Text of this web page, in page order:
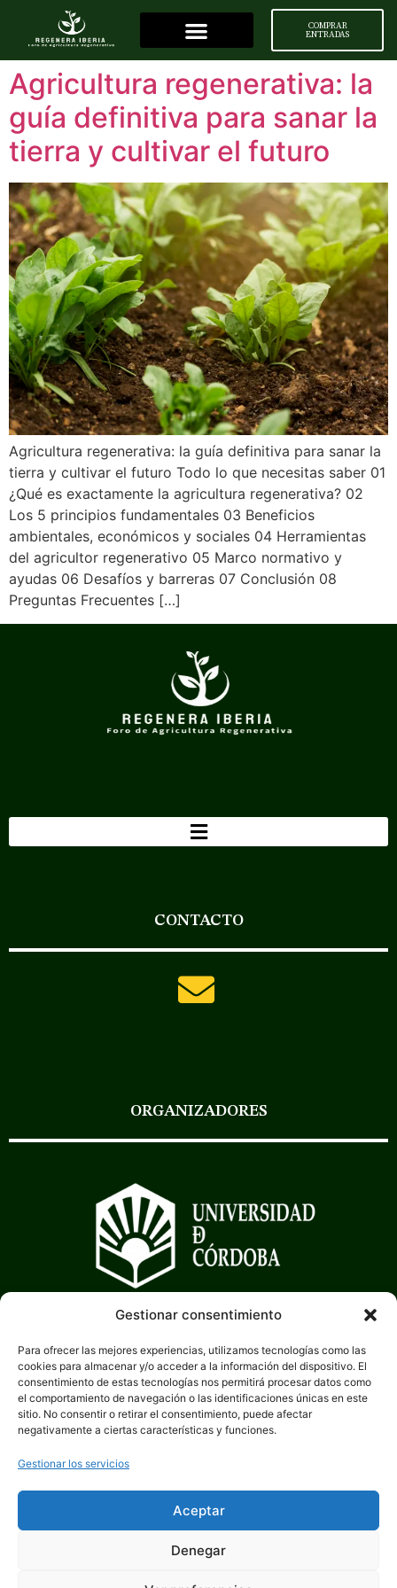
Gestionar consentimiento
Para ofrecer las mejores experiencias, utilizamos tecnologías como las
cookies para almacenar y/o acceder a la información del dispositivo. El
consentimiento de estas tecnologías nos permitirá procesar datos como
el comportamiento de navegación o las identificaciones únicas en este
sitio. No consentir o retirar el consentimiento, puede afectar
negativamente a ciertas características y funciones.
Gestionar los servicios
Aceptar
Denegar
COMPRAR
ENTRADAS
Agricultura regenerativa: la
guía definitiva para sanar la
tierra y cultivar el futuro
Agricultura regenerativa: la guía definitiva para sanar la
tierra y cultivar el futuro Todo lo que necesitas saber 01
¿Qué es exactamente la agricultura regenerativa? 02
Los 5 principios fundamentales 03 Beneficios
ambientales, económicos y sociales 04 Herramientas
del agricultor regenerativo 05 Marco normativo y
ayudas 06 Desafíos y barreras 07 Conclusión 08
Preguntas Frecuentes […]
CONTACTO
ORGANIZADORES